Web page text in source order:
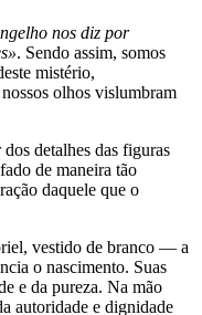
nos diz por
. Sendo assim, somos
mistério,
olhos vislumbram
detalhes das figuras
de maneira tão
daquele que o
vestido de branco — a
o nascimento. Suas
e da pureza. Na mão
autoridade e dignidade